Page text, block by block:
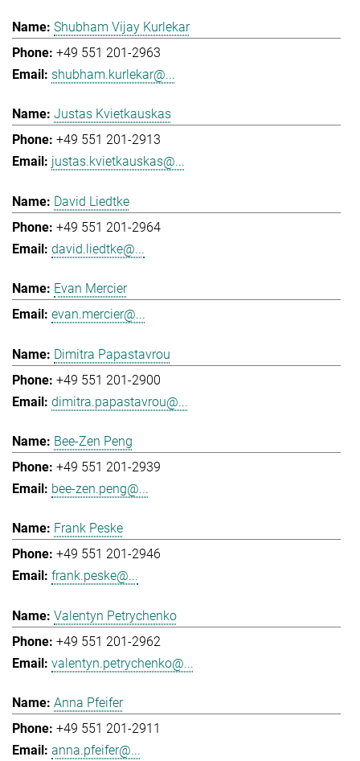
Shubham Vijay Kurlekar
+49 551 201-2963
shubham.kurlekar@...
Justas Kvietkauskas
+49 551 201-2913
justas.kvietkauskas@...
David Liedtke
+49 551 201-2964
david.liedtke@...
Evan Mercier
evan.mercier@...
Dimitra Papastavrou
+49 551 201-2900
dimitra.papastavrou@...
Bee-Zen Peng
+49 551 201-2939
bee-zen.peng@...
Frank Peske
+49 551 201-2946
frank.peske@...
Valentyn Petrychenko
+49 551 201-2962
valentyn.petrychenko@...
Anna Pfeifer
+49 551 201-2911
anna.pfeifer@...